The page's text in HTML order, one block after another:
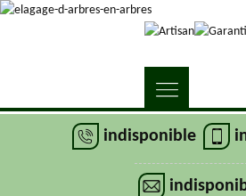
indisponible